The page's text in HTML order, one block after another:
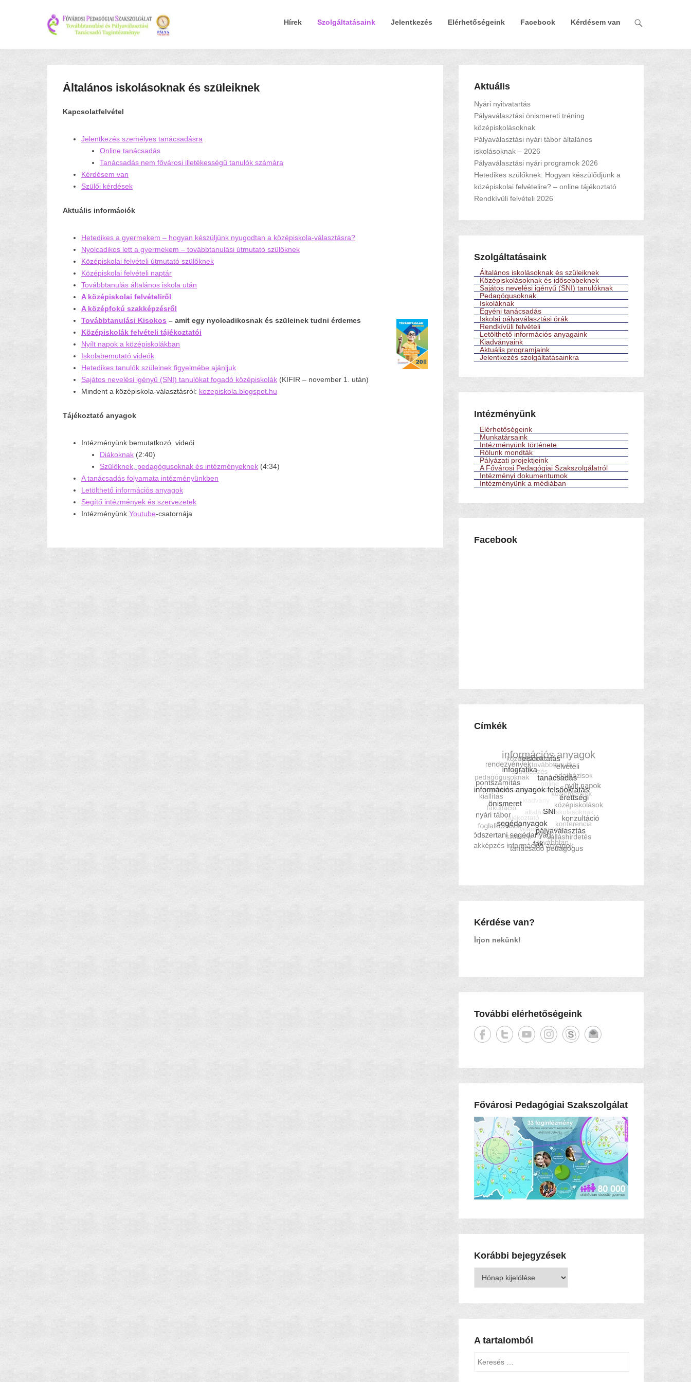
Elsődleges Menü
Tovább a tartalomra
Hírek Szolgáltatásaink Jelentkezés Elérhetőségeink Facebook Kérdésem van
Általános iskolásoknak és szüleiknek
Kapcsolatfelvétel
Jelentkezés személyes tanácsadásra
Online tanácsadás
Tanácsadás nem fővárosi illetékességű tanulók számára
Kérdésem van
Szülői kérdések
Aktuális információk
Hetedikes a gyermekem – hogyan készüljünk nyugodtan a középiskola-választásra?
Nyolcadikos lett a gyermekem – továbbtanulási útmutató szülőknek
Középiskolai felvételi útmutató szülőknek
Középiskolai felvételi naptár
Továbbtanulás általános iskola után
A középiskolai felvételiről
A középfokú szakképzésről
Továbbtanulási Kisokos – amit egy nyolcadikosnak és szüleinek tudni érdemes
Középiskolák felvételi tájékoztatói
Nyílt napok a középiskolákban
Iskolabemutató videók
Hetedikes tanulók szüleinek figyelmébe ajánljuk
Sajátos nevelési igényű (SNI) tanulókat fogadó középiskolák (KIFIR – november 1. után)
Mindent a középiskola-választásról: kozepiskola.blogspot.hu
Tájékoztató anyagok
Intézményünk bemutatkozó videói
Diákoknak (2:40)
Szülőknek, pedagógusoknak és intézményeknek (4:34)
A tanácsadás folyamata intézményünkben
Letölthető információs anyagok
Segítő intézmények és szervezetek
Intézményünk Youtube-csatornája
Aktuális
Nyári nyitvatartás
Pályaválasztási önismereti tréning
középiskolásoknak
Pályaválasztási nyári tábor általános
iskolásoknak – 2026
Pályaválasztási nyári programok 2026
Hetedikes szülőknek: Hogyan készülődjünk a
középiskolai felvételire? – online tájékoztató
Rendkívüli felvételi 2026
Szolgáltatásaink
Általános iskolásoknak és szüleiknek
Középiskolásoknak és idősebbeknek
Sajátos nevelési igényű (SNI) tanulóknak
Pedagógusoknak
Iskoláknak
Egyéni tanácsadás
Iskolai pályaválasztási órák
Rendkívüli felvételi
Letölthető információs anyagaink
Kiadványaink
Aktuális programjaink
Jelentkezés szolgáltatásainkra
Intézményünk
Elérhetőségeink
Munkatársaink
Intézményünk története
Rólunk mondták
Pályázati projektjeink
A Fővárosi Pedagógiai Szakszolgálatról
Intézményi dokumentumok
Intézményünk a médiában
Facebook
Címkék
Kérdése van?
Írjon nekünk!
További elérhetőségeink
Fővárosi Pedagógiai Szakszolgálat
Korábbi bejegyzések
bejegyzések
A tartalomból
Keresés